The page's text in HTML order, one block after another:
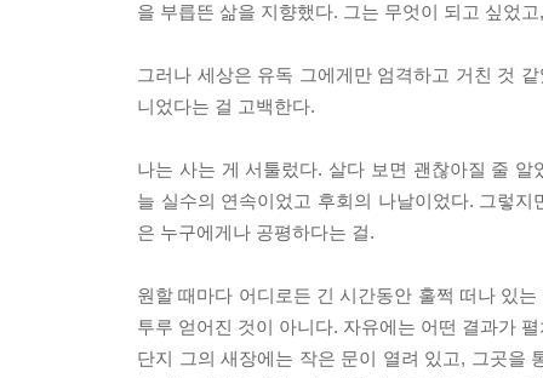
을 부릅뜬 삶을 지향했다. 그는 무엇이 되고 싶었
그러나 세상은 유독 그에게만 엄격하고 거친 것
니었다는 걸 고백한다.
나는 사는 게 서툴렀다. 살다 보면 괜찮아질 줄
늘 실수의 연속이었고 후회의 나날이었다. 그렇
은 누구에게나 공평하다는 걸.
원할 때마다 어디로든 긴 시간동안 훌쩍 떠나 있
투루 얻어진 것이 아니다. 자유에는 어떤 결과가
단지 그의 새장에는 작은 문이 열려 있고, 그곳을